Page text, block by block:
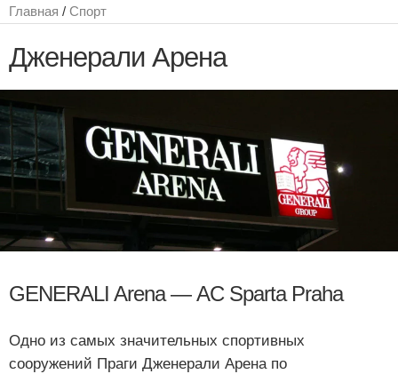
Главная / Спорт
Дженерали Арена
GENERALI Arena — AC Sparta Praha
Одно из самых значительных спортивных
сооружений Праги Дженерали Арена по